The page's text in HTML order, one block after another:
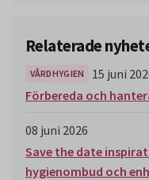
Relaterade
VÅRDHYGIEN
15 juni
Förbereda och
08 juni 2026
Save the date
hygienombud och